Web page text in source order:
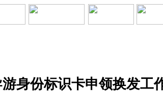
游身份标识卡申领换发工